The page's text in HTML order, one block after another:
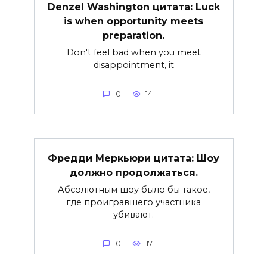
Denzel Washington цитата: Luck
is when opportunity meets
preparation.
Don't feel bad when you meet
disappointment, it
0 14
Фредди Меркьюри цитата: Шоу
должно продолжаться.
Абсолютным шоу было бы такое,
где проигравшего участника
убивают.
0 17